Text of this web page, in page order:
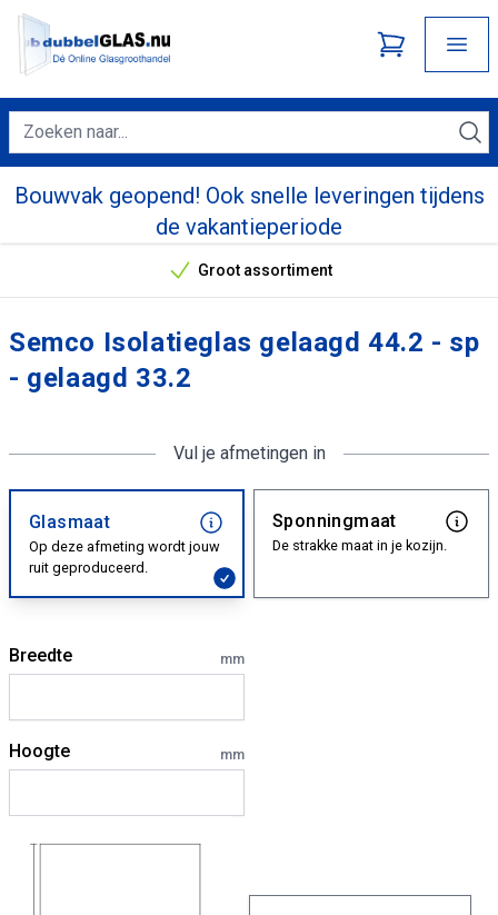
Bouwvak geopend! Ook snelle leveringen tijdens
de vakantieperiode
Onze unieke verkoopargumenten
Groot assortiment
Semco Isolatieglas gelaagd 44.2 - sp
- gelaagd 33.2
Vul je afmetingen in
Glasmaat
Op deze afmeting wordt jouw
ruit geproduceerd.
Sponningmaat
De strakke maat in je kozijn.
Breedte mm
Hoogte mm